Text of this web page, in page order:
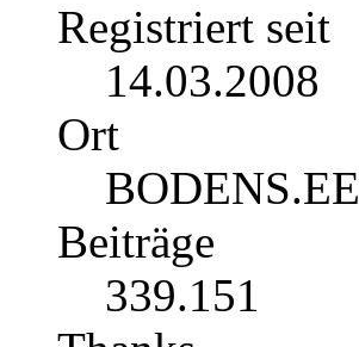
Registriert seit
14.03.2008
Ort
BODENS.EE
Beiträge
339.151